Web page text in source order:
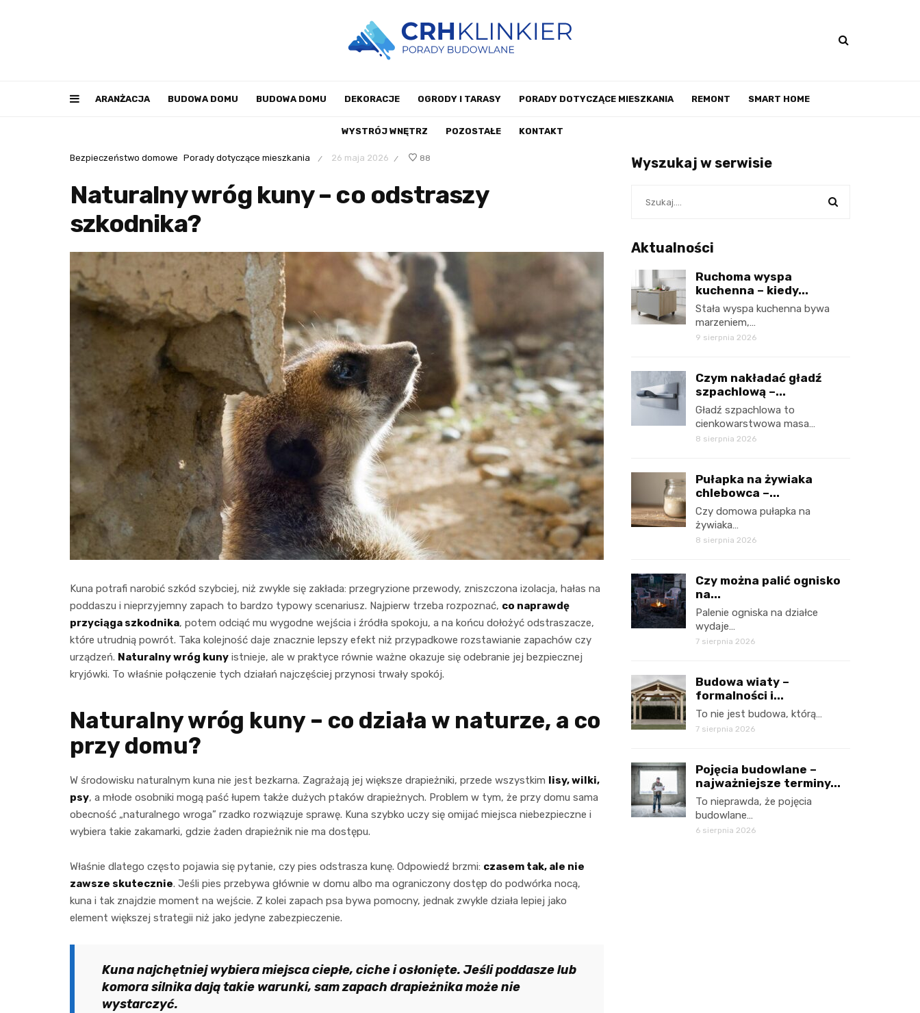
ARANŻACJA BUDOWA DOMU BUDOWA DOMU DEKORACJE OGRODY I TARASY PORADY DOTYCZĄCE MIESZKANIA REMONT SMART HOME
WYSTRÓJ WNĘTRZ POZOSTAŁE KONTAKT
Bezpieczeństwo domowe Porady dotyczące mieszkania / 26 maja 2026 / 88
Naturalny wróg kuny – co odstraszy
szkodnika?
Kuna potrafi narobić szkód szybciej, niż zwykle się zakłada: przegryzione przewody, zniszczona izolacja, hałas na
poddaszu i nieprzyjemny zapach to bardzo typowy scenariusz. Najpierw trzeba rozpoznać, co naprawdę
przyciąga szkodnika, potem odciąć mu wygodne wejścia i źródła spokoju, a na końcu dołożyć odstraszacze,
które utrudnią powrót. Taka kolejność daje znacznie lepszy efekt niż przypadkowe rozstawianie zapachów czy
urządzeń. Naturalny wróg kuny istnieje, ale w praktyce równie ważne okazuje się odebranie jej bezpiecznej
kryjówki. To właśnie połączenie tych działań najczęściej przynosi trwały spokój.
Naturalny wróg kuny – co działa w naturze, a co
przy domu?
W środowisku naturalnym kuna nie jest bezkarna. Zagrażają jej większe drapieżniki, przede wszystkim
lisy, wilki,
psy, a młode osobniki mogą paść łupem także dużych ptaków drapieżnych. Problem w tym, że przy domu sama
obecność „naturalnego wroga” rzadko rozwiązuje sprawę. Kuna szybko uczy się omijać miejsca niebezpieczne i
wybiera takie zakamarki, gdzie żaden drapieżnik nie ma dostępu.
Właśnie dlatego często pojawia się pytanie, czy pies odstrasza kunę. Odpowiedź brzmi: czasem tak, ale nie
zawsze skutecznie. Jeśli pies przebywa głównie w domu albo ma ograniczony dostęp do podwórka nocą,
kuna i tak znajdzie moment na wejście. Z kolei zapach psa bywa pomocny, jednak zwykle działa lepiej jako
element większej strategii niż jako jedyne zabezpieczenie.
Kuna najchętniej wybiera miejsca ciepłe, ciche i osłonięte. Jeśli poddasze lub
komora silnika dają takie warunki, sam zapach drapieżnika może nie
wystarczyć.
Wyszukaj w serwisie
Aktualności
Ruchoma wyspa
kuchenna – kiedy...
Stała wyspa kuchenna bywa
marzeniem,…
9 sierpnia 2026
Czym nakładać gładź
szpachlową –...
Gładź szpachlowa to
cienkowarstwowa masa…
8 sierpnia 2026
Pułapka na żywiaka
chlebowca –...
Czy domowa pułapka na
żywiaka…
8 sierpnia 2026
Czy można palić ognisko
na...
Palenie ogniska na działce
wydaje…
7 sierpnia 2026
Budowa wiaty –
formalności i...
To nie jest budowa, którą…
7 sierpnia 2026
Pojęcia budowlane –
najważniejsze terminy...
To nieprawda, że pojęcia
budowlane…
6 sierpnia 2026